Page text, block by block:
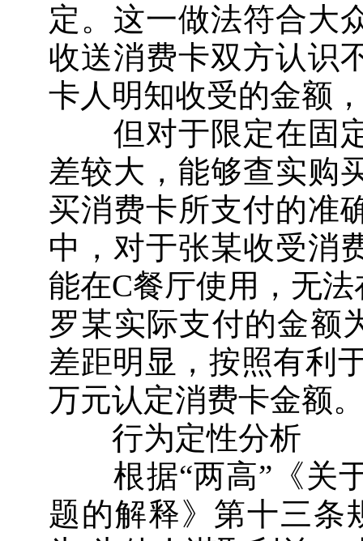
定。这一做法符合大
收送消费卡双方认识
卡人明知收受的金额
但对于限定在固定
差较大，能够查实购
买消费卡所支付的准
中，对于张某收受消
能在C餐厅使用，无
罗某实际支付的金额
差距明显，按照有利
万元认定消费卡金额
行为定性分析
根据“两高”《关于
题的解释》第十三条